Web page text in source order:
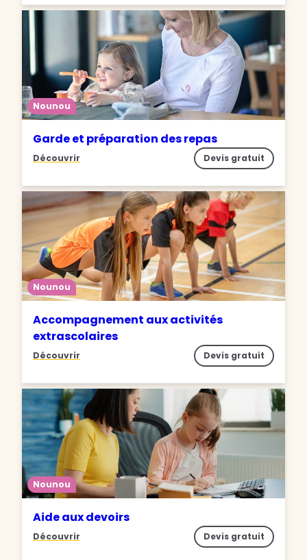
Nounou
Garde et préparation des repas
Découvrir Devis gratuit
Nounou
Accompagnement aux activités
extrascolaires
Découvrir Devis gratuit
Nounou
Aide aux devoirs
Découvrir Devis gratuit